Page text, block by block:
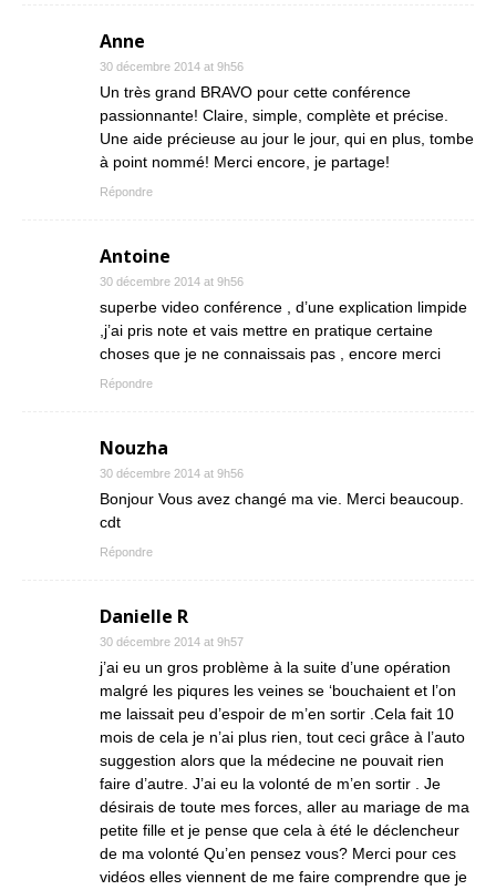
Anne
30 décembre 2014 at 9h56
Un très grand BRAVO pour cette conférence
passionnante! Claire, simple, complète et précise.
Une aide précieuse au jour le jour, qui en plus, tombe
à point nommé! Merci encore, je partage!
Répondre
Antoine
30 décembre 2014 at 9h56
superbe video conférence , d’une explication limpide
,j’ai pris note et vais mettre en pratique certaine
choses que je ne connaissais pas , encore merci
Répondre
Nouzha
30 décembre 2014 at 9h56
Bonjour Vous avez changé ma vie. Merci beaucoup.
cdt
Répondre
Danielle R
30 décembre 2014 at 9h57
j’ai eu un gros problème à la suite d’une opération
malgré les piqures les veines se ‘bouchaient et l’on
me laissait peu d’espoir de m’en sortir .Cela fait 10
mois de cela je n’ai plus rien, tout ceci grâce à l’auto
suggestion alors que la médecine ne pouvait rien
faire d’autre. J’ai eu la volonté de m’en sortir . Je
désirais de toute mes forces, aller au mariage de ma
petite fille et je pense que cela à été le déclencheur
de ma volonté Qu’en pensez vous? Merci pour ces
vidéos elles viennent de me faire comprendre que je